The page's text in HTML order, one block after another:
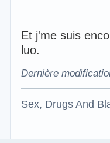
Et j'me suis
luo.
Dernière
Sex, Drugs And